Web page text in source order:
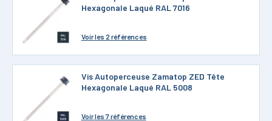
Hexagonale Laqué RAL 7016
Voirles 2 références
Vis Autoperceuse Zamatop ZED Tête
Hexagonale Laqué RAL 5008
Voirles 7 références